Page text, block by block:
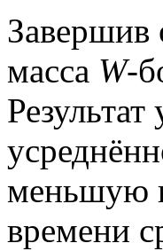
Завершив
масса W-
меньшую
времени